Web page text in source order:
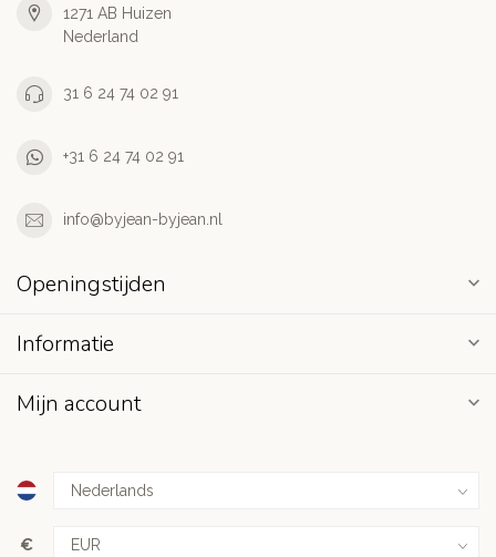
1271 AB Huizen
Nederland
31 6 24 74 02 91
+31 6 24 74 02 91
info@byjean-byjean.nl
Openingstijden
Informatie
Mijn account
€